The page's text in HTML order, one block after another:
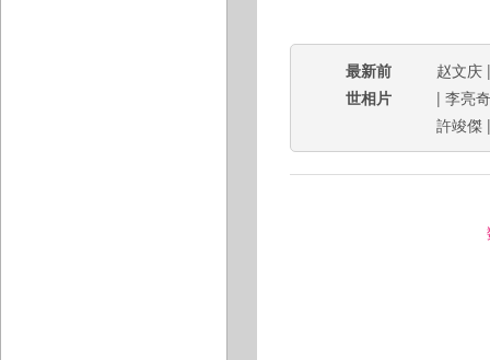
最新前
世相片
赵文庆
| 李亮奇
許竣傑